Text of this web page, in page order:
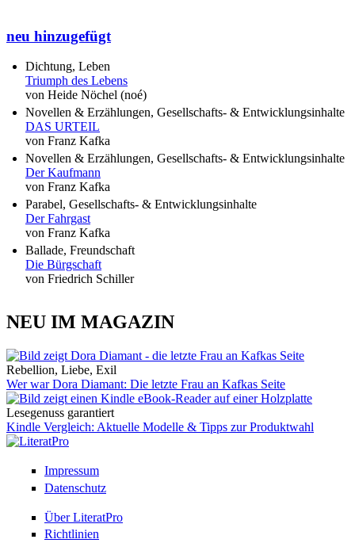
neu hinzugefügt
Dichtung, Leben
Triumph des Lebens
von Heide Nöchel (noé)
Novellen & Erzählungen, Gesellschafts- & Entwicklungsinhalte
DAS URTEIL
von Franz Kafka
Novellen & Erzählungen, Gesellschafts- & Entwicklungsinhalte
Der Kaufmann
von Franz Kafka
Parabel, Gesellschafts- & Entwicklungsinhalte
Der Fahrgast
von Franz Kafka
Ballade, Freundschaft
Die Bürgschaft
von Friedrich Schiller
NEU IM MAGAZIN
Rebellion, Liebe, Exil
Wer war Dora Diamant: Die letzte Frau an Kafkas Seite
Lesegenuss garantiert
Kindle Vergleich: Aktuelle Modelle & Tipps zur Produktwahl
Impressum
Datenschutz
Über LiteratPro
Richtlinien